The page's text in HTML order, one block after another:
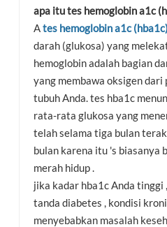
apa itu tes hemoglobin a1c
Ates hemoglobin a1c (hba1c)
darah (glukosa) yang
hemoglobin adalah bagian
yang membawa oksigen
tubuh Anda. tes hba1c
rata-rata glukosa yang
telah selama tiga bulan
bulan karena itu 's biasanya
merah hidup .
jika kadar hba1c Anda
tanda diabetes , kondisi
menyebabkan masalah